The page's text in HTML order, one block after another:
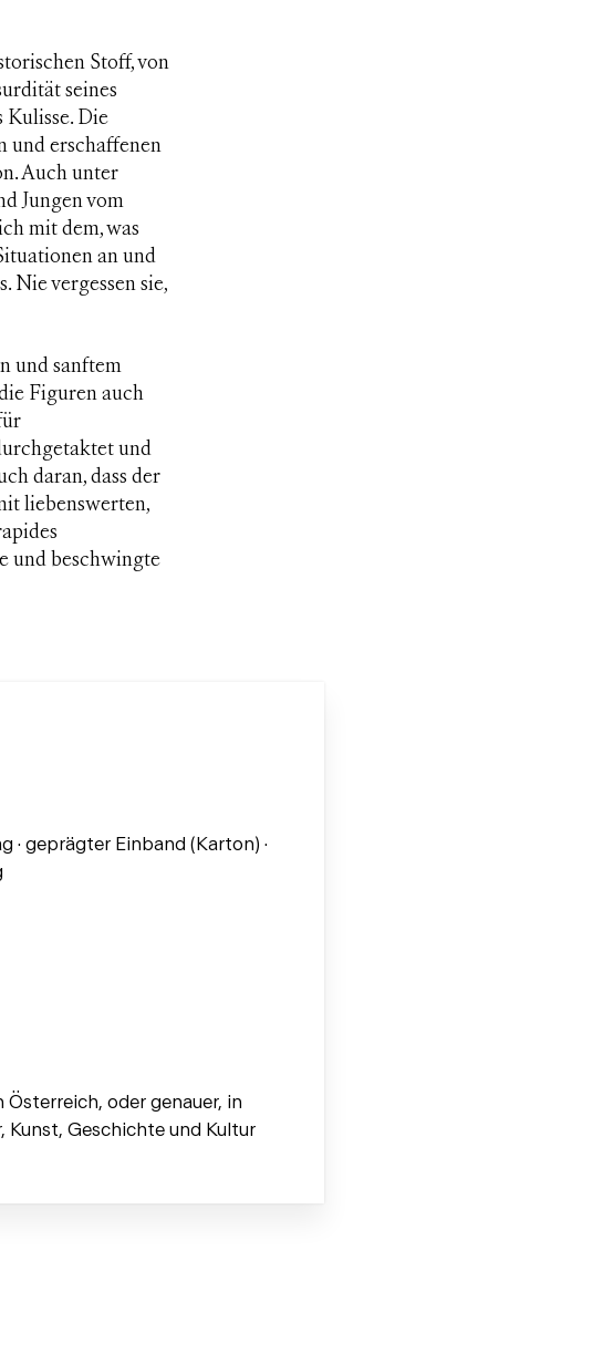
Stoff, von
seines
Kulisse. Die
und erschaffenen
Auch unter
Jungen vom
mit dem, was
an und
Nie vergessen sie,
und sanftem
Figuren auch
und
daran, dass der
liebenswerten,
und beschwingte
· geprägter Einband (Karton) ·
Österreich, oder genauer, in
Kunst, Geschichte und Kultur